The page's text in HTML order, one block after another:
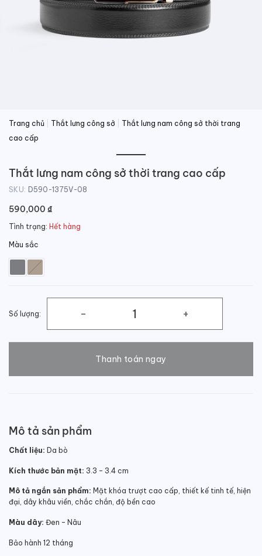
Trang chủ Thắt lưng công sở
Thắt lưng nam công sở thời trang
cao cấp
Thắt lưng nam công sở thời trang cao cấp
SKU: D590-1375V-08
590,000 ₫
Tình trạng: Hết hàng
Màu sắc
Số lượng:
Thắt lưng nam công sở thời trang cao cấp số lượng
Thanh toán ngay
Mô tả sản phẩm
Chất liệu: Da bò
Kích thước bản mặt: 3.3 – 3.4 cm
Mô tả ngắn sản phẩm: Mặt khóa trượt cao cấp, thiết kế tinh tế, hiện
đại, dây khâu viền, chắc chắn, độ bền cao
Màu dây: Đen – Nâu
Bảo hành 12 tháng